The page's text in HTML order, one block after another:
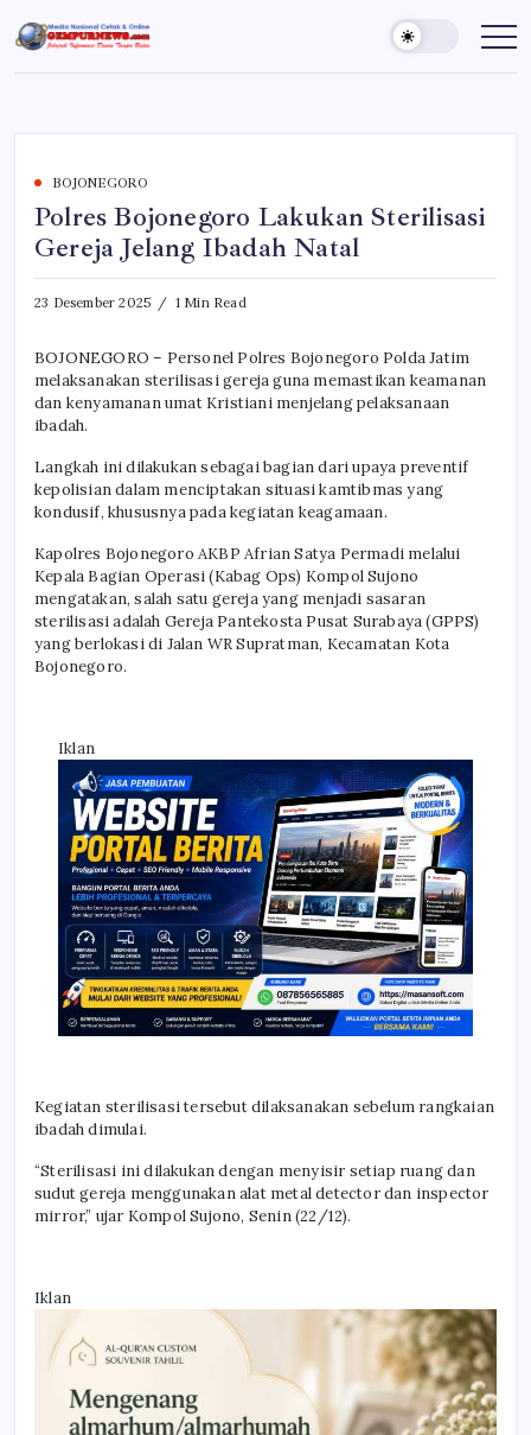
to
content
Gempur
News
Jelajah
Dunia
BOJONEGORO
Polres Bojonegoro Lakukan Sterilisasi
Gereja Jelang Ibadah Natal
23 Desember 2025 1 Min Read
BOJONEGORO – Personel Polres Bojonegoro Polda Jatim
melaksanakan sterilisasi gereja guna memastikan keamanan
dan kenyamanan umat Kristiani menjelang pelaksanaan
ibadah.
Langkah ini dilakukan sebagai bagian dari upaya preventif
kepolisian dalam menciptakan situasi kamtibmas yang
kondusif, khususnya pada kegiatan keagamaan.
Kapolres Bojonegoro AKBP Afrian Satya Permadi melalui
Kepala Bagian Operasi (Kabag Ops) Kompol Sujono
mengatakan, salah satu gereja yang menjadi sasaran
sterilisasi adalah Gereja Pantekosta Pusat Surabaya (GPPS)
yang berlokasi di Jalan WR Supratman, Kecamatan Kota
Bojonegoro.
Iklan
Kegiatan sterilisasi tersebut dilaksanakan sebelum rangkaian
ibadah dimulai.
“Sterilisasi ini dilakukan dengan menyisir setiap ruang dan
sudut gereja menggunakan alat metal detector dan inspector
mirror,” ujar Kompol Sujono, Senin (22/12).
Iklan